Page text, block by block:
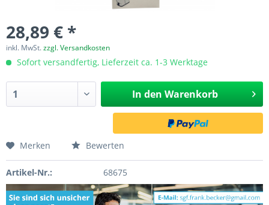
28,89 € *
inkl. MwSt.zzgl. Versandkosten
Sofort versandfertig, Lieferzeit ca. 1-3 Werktage
In den Warenkorb
Merken Bewerten
Artikel-Nr.: 68675